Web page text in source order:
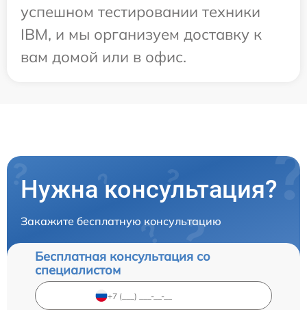
успешном тестировании техники
IBM, и мы организуем доставку к
вам домой или в офис.
Нужна консультация?
Закажите бесплатную консультацию
Бесплатная консультация со
специалистом